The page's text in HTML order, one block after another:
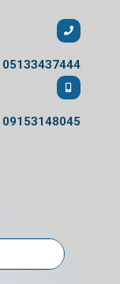
05133437444
09153148045